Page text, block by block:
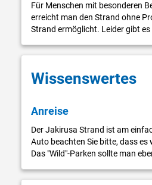
Für Menschen mit besonderen
erreicht man den Strand ohne
Strand ermöglicht. Leider gibt
Wissenswertes
Anreise
Der Jakirusa Strand ist am
Auto beachten Sie bitte, dass
Das "Wild"-Parken sollte man